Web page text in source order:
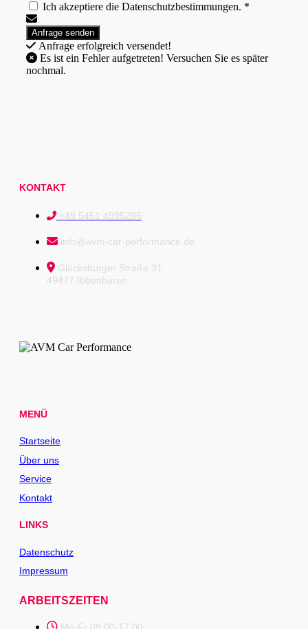
Ich akzeptiere die Datenschutzbestimmungen. *
Anfrage erfolgreich versendet!
nochmal.
KONTAKT
+49 5451 4995296
info@avm-car-performance.de
Glücksburger Straße 31
49477 Ibbenbüren
MENÜ
Startseite
Über uns
Service
Kontakt
LINKS
Datenschutz
Impressum
ARBEITSZEITEN
Mo-Fr 08:00-17:00